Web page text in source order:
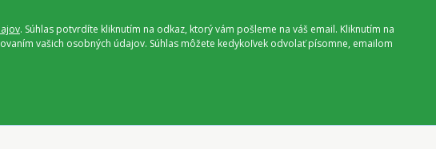
. Súhlas potvrdíte kliknutím na odkaz, ktorý vám pošleme na váš email. Kliknutím na
vašich osobných údajov. Súhlas môžete kedykoľvek odvolať písomne, emailom